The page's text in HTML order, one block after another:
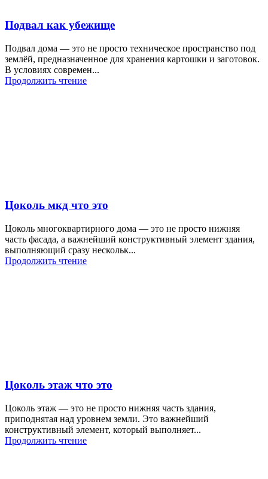
Подвал как убежище
Подвал дома — это не просто техническое пространство под
землёй, предназначенное для хранения картошки и заготовок.
В условиях современ...
Продолжить чтение
Цоколь мкд что это
Цоколь многоквартирного дома — это не просто нижняя
часть фасада, а важнейший конструктивный элемент здания,
выполняющий сразу нескольк...
Продолжить чтение
Цоколь этаж что это
Цоколь этаж — это не просто нижняя часть здания,
приподнятая над уровнем земли. Это важнейший
конструктивный элемент, который выполняет...
Продолжить чтение